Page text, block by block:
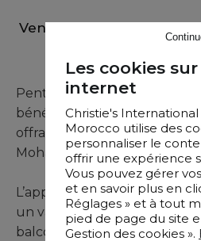
Vente•Penthouse•
3
Penthouse de 249 m² situé
bénéficiant d’une triple
offrant une vue imprenable
Mohammed VI et les
L’appartement comprend
un vaste salon-séjour avec
balcon, une cuisine
Les cookies
internet
Christie's International
Morocco utilise des
personnaliser le
offrir une expérience
Vous pouvez gérer
et en savoir plus en
Réglages » et à tout
pied de page du site
Gestion des cookies ».